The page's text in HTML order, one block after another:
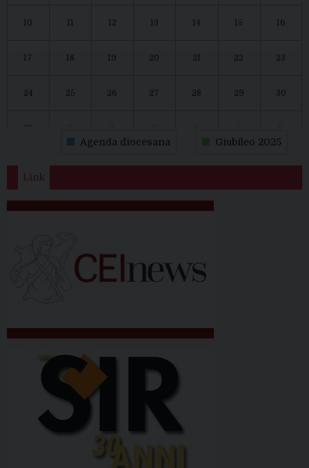
10 11 12 13 14 15 16
17 18 19 20 21 22 23
24 25 26 27 28 29 30
31
Agenda diocesana Giubileo 2025
Link